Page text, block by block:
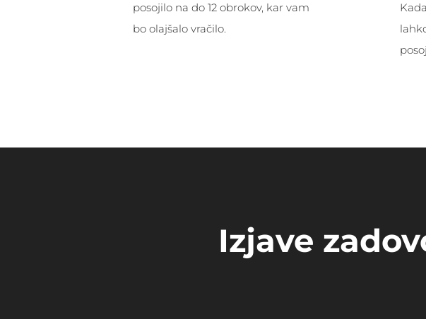
posojilo na do 12 obrokov, kar vam
bo olajšalo vračilo.
Izjave